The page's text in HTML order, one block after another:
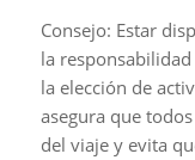
Consejo: Estar
la
la elección de
asegura que
del viaje y evita